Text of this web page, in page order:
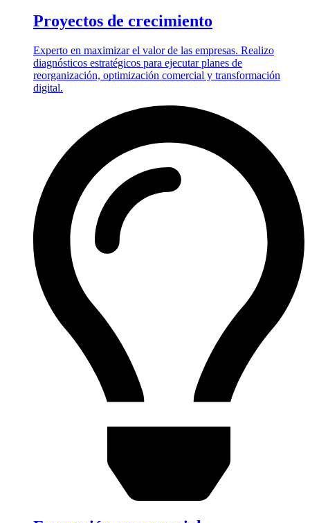
Proyectos de crecimiento
Experto en maximizar el valor de las empresas. Realizo
diagnósticos estratégicos para ejecutar planes de
reorganización, optimización comercial y transformación
digital.